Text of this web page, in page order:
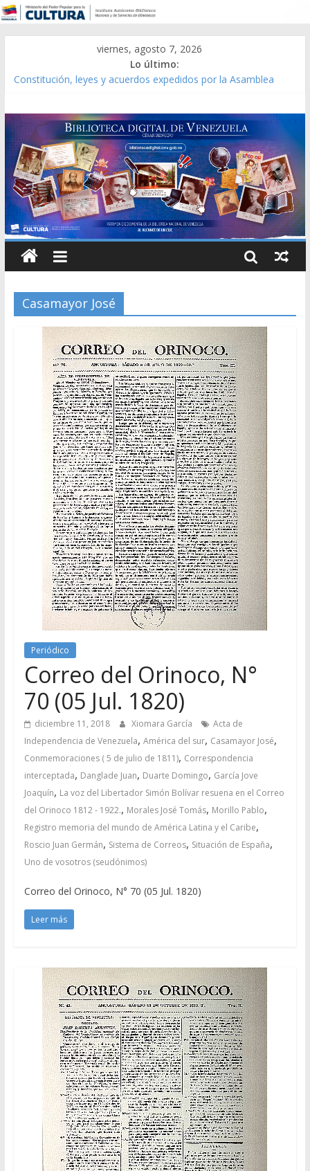
viernes, agosto 7, 2026
Lo último:
Constitución, leyes y acuerdos expedidos por la Asamblea
Modesta Bor Sánchez [material gráfico]
Gaceta Oficial de la República de Venezuela año CXXXIII Mes V,
Caracas 09 de marzo de 2006 N° 38.394
Catálogo temático de obras de Modesta Bor
Casamayor José
Periódico
Correo del Orinoco, N°
70 (05 Jul. 1820)
diciembre 11, 2018 Xiomara García
Acta de
Independencia de Venezuela, América del sur, Casamayor José,
Conmemoraciones ( 5 de julio de 1811), Correspondencia
interceptada, Danglade Juan, Duarte Domingo, García Jove
Joaquín, La voz del Libertador Simón Bolívar resuena en el Correo
del Orinoco 1812 - 1922., Morales José Tomás, Morillo Pablo,
Registro memoria del mundo de América Latina y el Caribe,
Roscio Juan Germán, Sistema de Correos, Situación de España,
Uno de vosotros (seudónimos)
Correo del Orinoco, N° 70 (05 Jul. 1820)
Leer más